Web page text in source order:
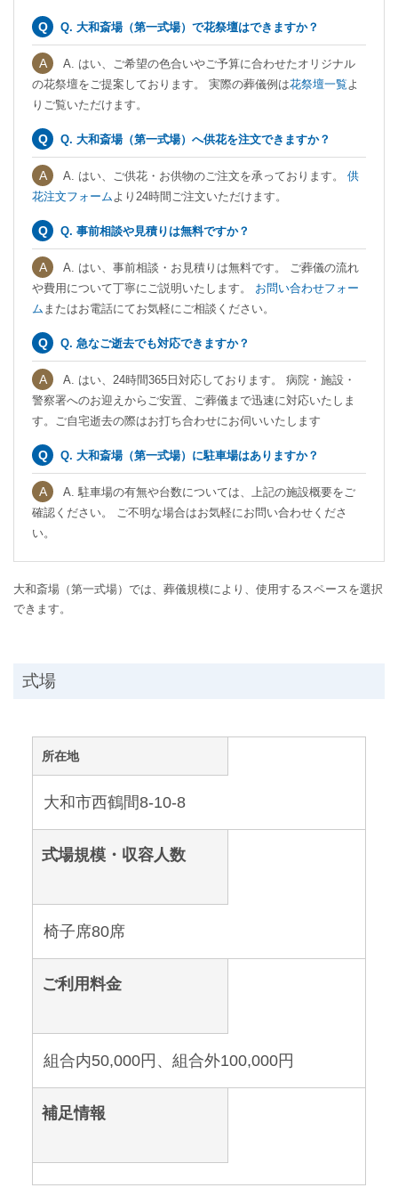
Q. 大和斎場（第一式場）で花祭壇はできますか？
A. はい、ご希望の色合いやご予算に合わせたオリジナル
の花祭壇をご提案しております。 実際の葬儀例は花祭壇一覧 よ
りご覧いただけます。
Q. 大和斎場（第一式場）へ供花を注文できますか？
A. はい、ご供花・お供物のご注文を承っております。 供
花注文フォーム より24時間ご注文いただけます。
Q. 事前相談や見積りは無料ですか？
A. はい、事前相談・お見積りは無料です。 ご葬儀の流れ
や費用について丁寧にご説明いたします。 お問い合わせフォー
ム またはお電話にてお気軽にご相談ください。
Q. 急なご逝去でも対応できますか？
A. はい、24時間365日対応しております。 病院・施設・
警察署へのお迎えからご安置、ご葬儀まで迅速に対応いたしま
す。ご自宅逝去の際はお打ち合わせにお伺いいたします
Q. 大和斎場（第一式場）に駐車場はありますか？
A. 駐車場の有無や台数については、上記の施設概要をご
確認ください。 ご不明な場合はお気軽にお問い合わせくださ
い。
大和斎場（第一式場）では、葬儀規模により、使用するスペースを選択
できます。
式場
所在地
大和市西鶴間8-10-8
式場規模・収容人数
椅子席80席
ご利用料金
組合内50,000円、組合外100,000円
補足情報